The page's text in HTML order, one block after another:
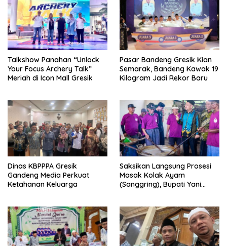
Talkshow Panahan “Unlock
Your Focus Archery Talk”
Meriah di Icon Mall Gresik
Pasar Bandeng Gresik Kian
Semarak, Bandeng Kawak 19
Kilogram Jadi Rekor Baru
Dinas KBPPPA Gresik
Gandeng Media Perkuat
Ketahanan Keluarga
Saksikan Langsung Prosesi
Masak Kolak Ayam
(Sanggring), Bupati Yani